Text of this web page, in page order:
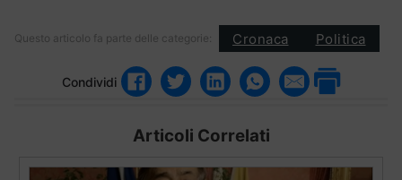
Questo articolo fa parte delle categorie: Cronaca Politica
Condividi
Articoli Correlati